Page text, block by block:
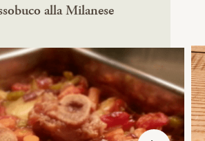
alla Milanese